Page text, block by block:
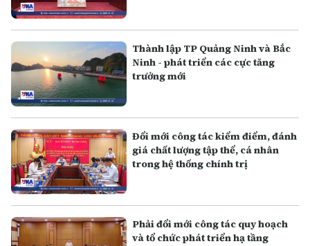
Thành lập TP Quảng Ninh và Bắc
Ninh - phát triển các cực tăng
trưởng mới
Đổi mới công tác kiểm điểm, đánh
giá chất lượng tập thể, cá nhân
trong hệ thống chính trị
Phải đổi mới công tác quy hoạch
và tổ chức phát triển hạ tầng